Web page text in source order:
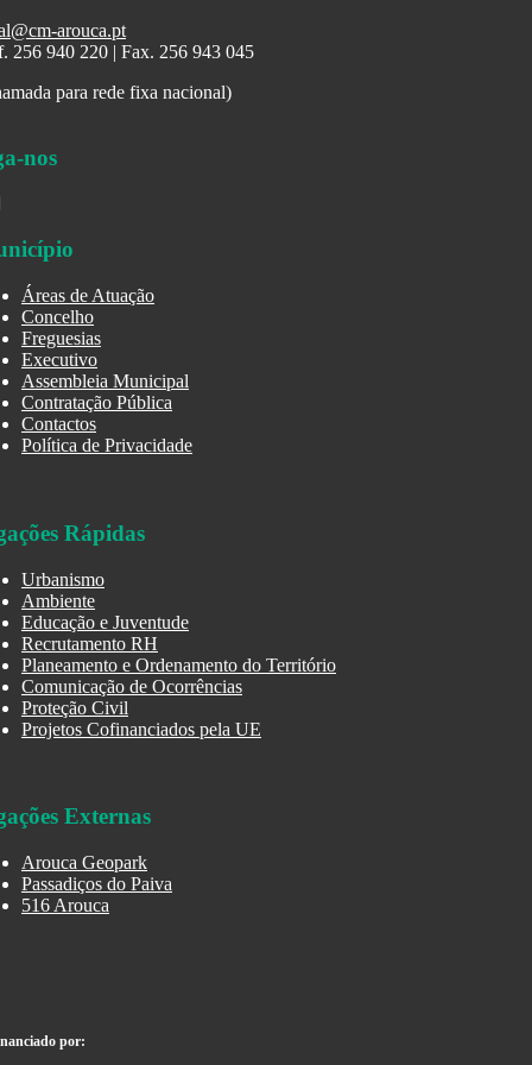
arouca.pt
256 940 220 | Fax. 256 943 045
para rede fixa nacional)
nos
Áreas de Atuação
Concelho
Freguesias
Executivo
Assembleia Municipal
Contratação Pública
Contactos
Política de Privacidade
Rápidas
Urbanismo
Ambiente
Educação e Juventude
Recrutamento RH
Planeamento e Ordenamento do Território
Comunicação de Ocorrências
Proteção Civil
Projetos Cofinanciados pela UE
Externas
Arouca Geopark
Passadiços do Paiva
516 Arouca
por: